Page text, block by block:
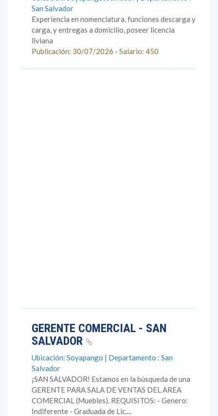
San Salvador
Experiencia en nomenclatura, funciones descarga y
carga, y entregas a domicilio, poseer licencia
liviana
Publicación: 30/07/2026 - Salario: 450
GERENTE COMERCIAL - SAN
SALVADOR
Ubicación: Soyapango | Departamento : San
Salvador
¡SAN SALVADOR! Estamos en la búsqueda de una
GERENTE PARA SALA DE VENTAS DEL AREA
COMERCIAL (Muebles). REQUISITOS: - Genero:
Indiferente - Graduada de Lic....